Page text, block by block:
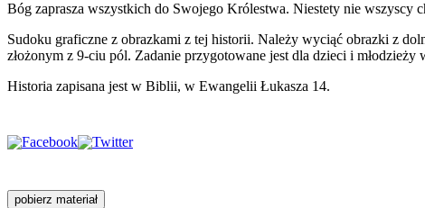
Bóg zaprasza wszystkich do Swojego Królestwa. Niestety nie wszyscy
Sudoku graficzne z obrazkami z tej historii. Należy wyciąć obrazki z
złożonym z 9-ciu pól. Zadanie przygotowane jest dla dzieci i młodzieży
Historia zapisana jest w Biblii, w Ewangelii Łukasza 14.
pobierz materiał